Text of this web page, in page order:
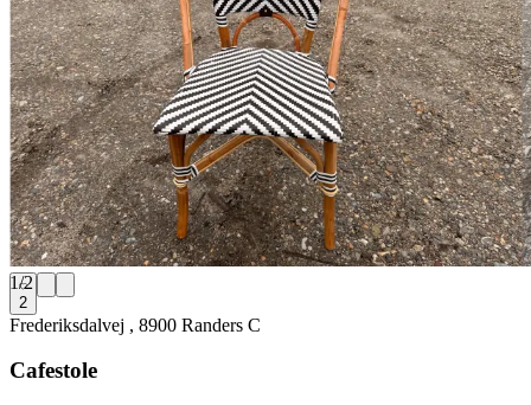
1/2
2
Frederiksdalvej , 8900 Randers C
Cafestole